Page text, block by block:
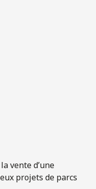
vente d’une
projets de parcs